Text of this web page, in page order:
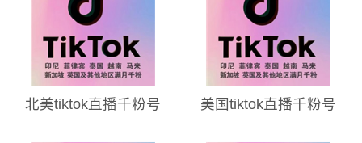
北美tiktok直播千粉号 美国tiktok直播千粉号